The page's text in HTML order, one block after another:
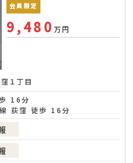
会員限定
9,480万円
１丁目
16分
荻窪 徒歩 16分